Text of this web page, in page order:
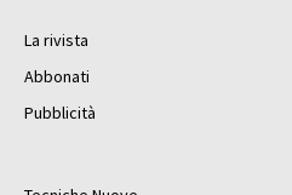
La rivista
Abbonati
Pubblicità